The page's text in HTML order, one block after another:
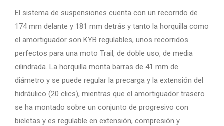
El sistema de suspensiones cuenta con un recorrido de
174 mm delante y 181 mm detrás y tanto la horquilla como
el amortiguador son KYB regulables, unos recorridos
perfectos para una moto Trail, de doble uso, de media
cilindrada. La horquilla monta barras de 41 mm de
diámetro y se puede regular la precarga y la extensión del
hidráulico (20 clics), mientras que el amortiguador trasero
se ha montado sobre un conjunto de progresivo con
bieletas y es regulable en extensión, compresión y